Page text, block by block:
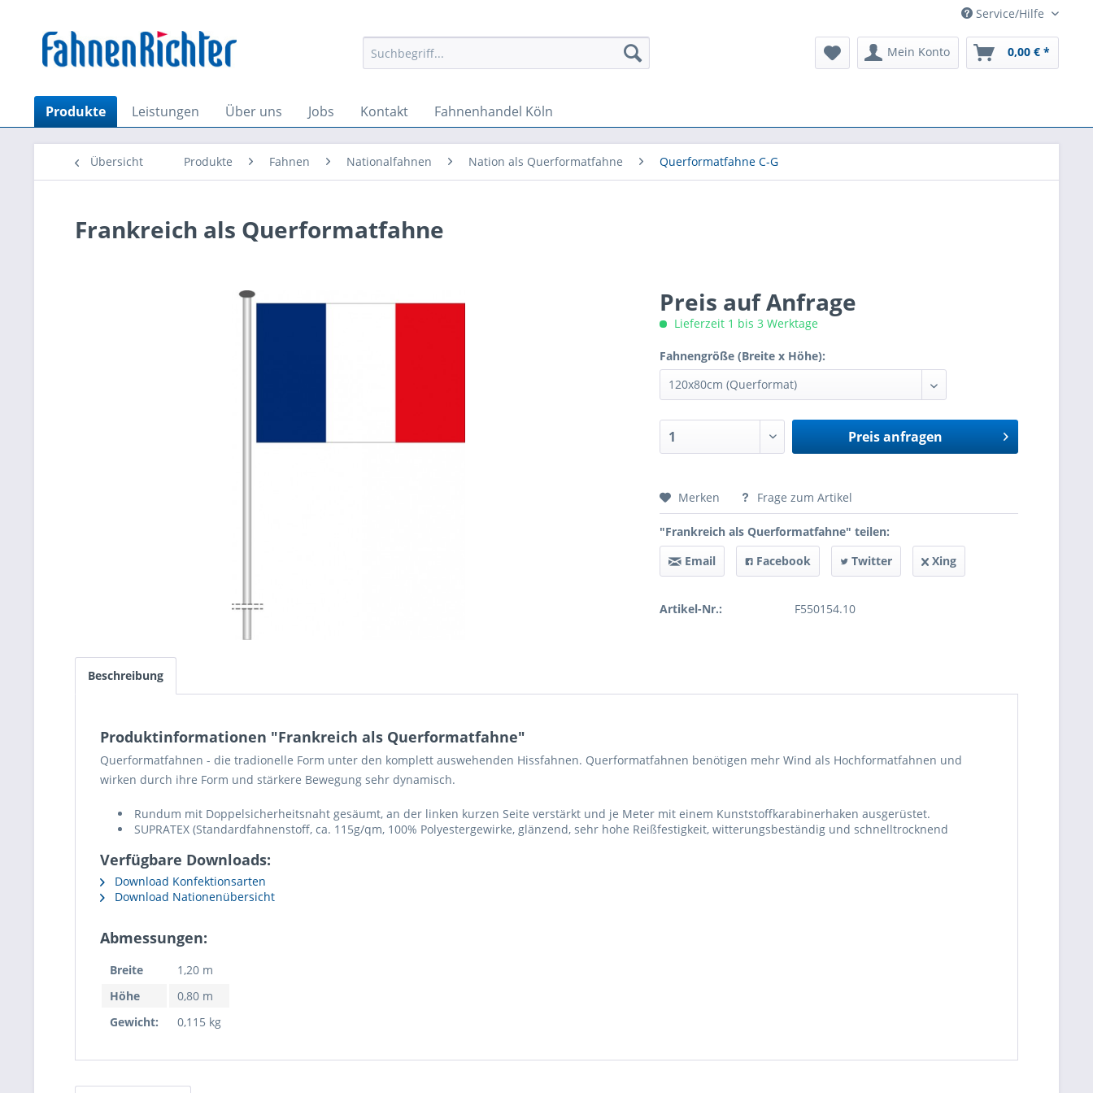
Service/Hilfe
Mein Konto 0,00 € *
Produkte Leistungen Über uns Jobs Kontakt Fahnenhandel Köln
Übersicht Produkte Fahnen Nationalfahnen Nation als Querformatfahne Querformatfahne C-G
Frankreich als Querformatfahne
Preis auf Anfrage
Lieferzeit 1 bis 3 Werktage
Fahnengröße (Breite x Höhe):
Preis anfragen
Preis anfragen
Senden
Merken Frage zum Artikel
"Frankreich als Querformatfahne" teilen:
Email
Facebook Twitter Xing
Artikel-Nr.: F550154.10
Beschreibung
Produktinformationen "Frankreich als Querformatfahne"
Querformatfahnen - die tradionelle Form unter den komplett auswehenden Hissfahnen. Querformatfahnen benötigen mehr Wind als Hochformatfahnen und
wirken durch ihre Form und stärkere Bewegung sehr dynamisch.
Rundum mit Doppelsicherheitsnaht gesäumt, an der linken kurzen Seite verstärkt und je Meter mit einem Kunststoffkarabinerhaken ausgerüstet.
SUPRATEX (Standardfahnenstoff, ca. 115g/qm, 100% Polyestergewirke, glänzend, sehr hohe Reißfestigkeit, witterungsbeständig und schnelltrocknend
Verfügbare Downloads:
Download Konfektionsarten
Download Nationenübersicht
Abmessungen:
Breite
1,20 m
Höhe
0,80 m
Gewicht:
0,115 kg